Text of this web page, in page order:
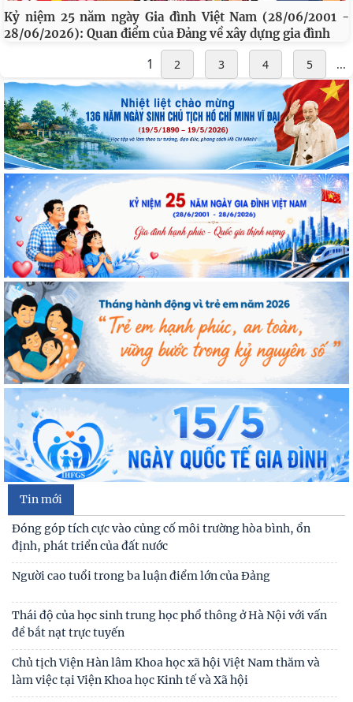
Kỷ niệm 25 năm ngày Gia đình Việt Nam (28/06/2001 -
28/06/2026): Quan điểm của Đảng về xây dựng gia đình
1 2 3 4 5 ...
Tin mới
Đóng góp tích cực vào củng cố môi trường hòa bình, ổn
định, phát triển của đất nước
Người cao tuổi trong ba luận điểm lớn của Đảng
Thái độ của học sinh trung học phổ thông ở Hà Nội với vấn
đề bắt nạt trực tuyến
Chủ tịch Viện Hàn lâm Khoa học xã hội Việt Nam thăm và
làm việc tại Viện Khoa học Kinh tế và Xã hội